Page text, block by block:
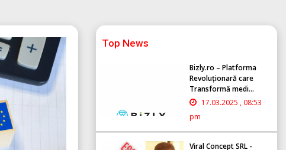
Top News
Bizly.ro – Platforma
Revoluționară care
Transformă medi...
17.03.2025 , 08:53
pm
Viral Concept SRL -